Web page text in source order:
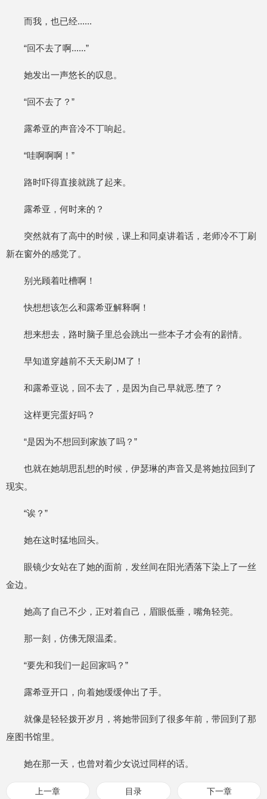
而我，也已经......
“回不去了啊......”
她发出一声悠长的叹息。
“回不去了？”
露希亚的声音冷不丁响起。
“哇啊啊啊！”
路时吓得直接就跳了起来。
露希亚，何时来的？
突然就有了高中的时候，课上和同桌讲着话，老师冷不丁刷
新在窗外的感觉了。
别光顾着吐槽啊！
快想想该怎么和露希亚解释啊！
想来想去，路时脑子里总会跳出一些本子才会有的剧情。
早知道穿越前不天天刷JM了！
和露希亚说，回不去了，是因为自己早就恶.堕了？
这样更完蛋好吗？
“是因为不想回到家族了吗？”
也就在她胡思乱想的时候，伊瑟琳的声音又是将她拉回到了
现实。
“诶？”
她在这时猛地回头。
眼镜少女站在了她的面前，发丝间在阳光洒落下染上了一丝
金边。
她高了自己不少，正对着自己，眉眼低垂，嘴角轻莞。
那一刻，仿佛无限温柔。
“要先和我们一起回家吗？”
露希亚开口，向着她缓缓伸出了手。
就像是轻轻拨开岁月，将她带回到了很多年前，带回到了那
座图书馆里。
她在那一天，也曾对着少女说过同样的话。
上一章 目录 下一章